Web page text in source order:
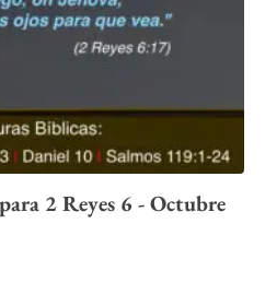
2 Reyes 6 - Octubre